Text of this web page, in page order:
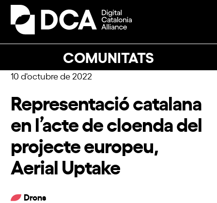
Skip
content
COMUNITATS
Open
mobile
Close
mobile
10 d'octubre de 2022
Representació catalana
en l’acte de cloenda del
projecte europeu,
Aerial Uptake
Drons